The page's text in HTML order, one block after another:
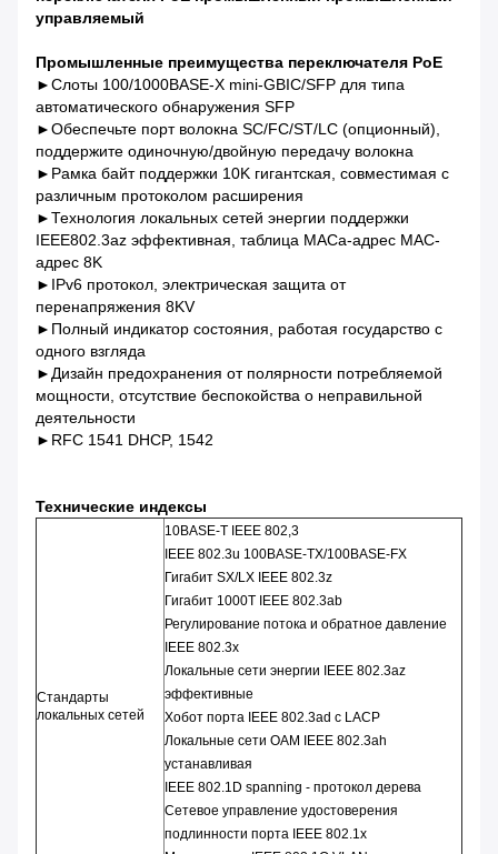
управляемый
Промышленные преимущества переключателя PoE
►Слоты 100/1000BASE-X mini-GBIC/SFP для типа
автоматического обнаружения SFP
►Обеспечьте порт волокна SC/FC/ST/LC (опционный),
поддержите одиночную/двойную передачу волокна
►Рамка байт поддержки 10K гигантская, совместимая с
различным протоколом расширения
►Технология локальных сетей энергии поддержки
IEEE802.3az эффективная, таблица MACа-адрес MAC-
адрес 8K
►IPv6 протокол, электрическая защита от
перенапряжения 8KV
►Полный индикатор состояния, работая государство с
одного взгляда
►Дизайн предохранения от полярности потребляемой
мощности, отсутствие беспокойства о неправильной
деятельности
►RFC 1541 DHCP, 1542
Технические индексы
Стандарты
локальных сетей
10BASE-T IEEE 802,3
IEEE 802.3u 100BASE-TX/100BASE-FX
Гигабит SX/LX IEEE 802.3z
Гигабит 1000T IEEE 802.3ab
Регулирование потока и обратное давление
IEEE 802.3x
Локальные сети энергии IEEE 802.3az
эффективные
Хобот порта IEEE 802.3ad с LACP
Локальные сети OAM IEEE 802.3ah
устанавливая
IEEE 802.1D spanning - протокол дерева
Сетевое управление удостоверения
подлинности порта IEEE 802.1x